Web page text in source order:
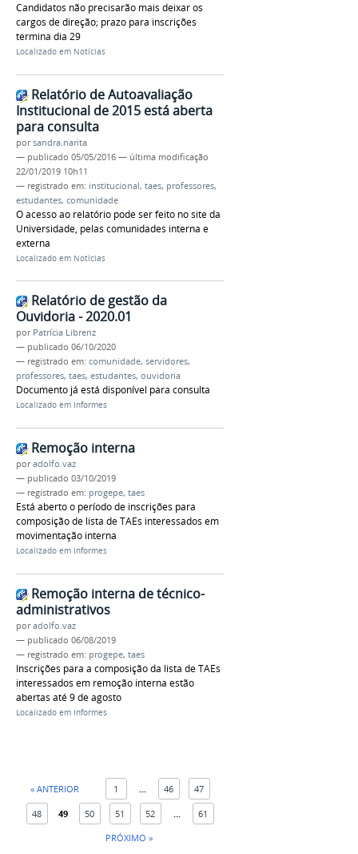
Candidatos não precisarão mais deixar os
cargos de direção; prazo para inscrições
termina dia 29
Localizado em Notícias
Relatório de Autoavaliação
Institucional de 2015 está aberta
para consulta
porsandra.narita
— publicado 05/05/2016 — última modificação
22/01/2019 10h11
— registrado em: institucional, taes, professores,
estudantes, comunidade
O acesso ao relatório pode ser feito no site da
Universidade, pelas comunidades interna e
externa
Localizado em Notícias
Relatório de gestão da
Ouvidoria - 2020.01
por Patrícia Librenz
— publicado 06/10/2020
— registrado em: comunidade, servidores,
professores, taes, estudantes, ouvidoria
Documento já está disponível para consulta
Localizado em Informes
Remoção interna
poradolfo.vaz
— publicado 03/10/2019
— registrado em: progepe, taes
Está aberto o período de inscrições para
composição de lista de TAEs interessados em
movimentação interna
Localizado em Informes
Remoção interna de técnico-
administrativos
poradolfo.vaz
— publicado 06/08/2019
— registrado em: progepe, taes
Inscrições para a composição da lista de TAEs
interessados em remoção interna estão
abertas até 9 de agosto
Localizado em Informes
« ANTERIOR 1 46 47
48 49 50 51 52
61
PRÓXIMO »